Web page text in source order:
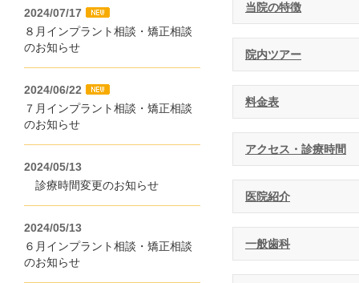
当院の特徴
院内ツアー
料金表
アクセス・診療時間
医院紹介
一般歯科
2024/07/17
８月インプラント相談・矯正相談
のお知らせ
2024/06/22
７月インプラント相談・矯正相談
のお知らせ
2024/05/13
診療時間変更のお知らせ
2024/05/13
６月インプラント相談・矯正相談
のお知らせ